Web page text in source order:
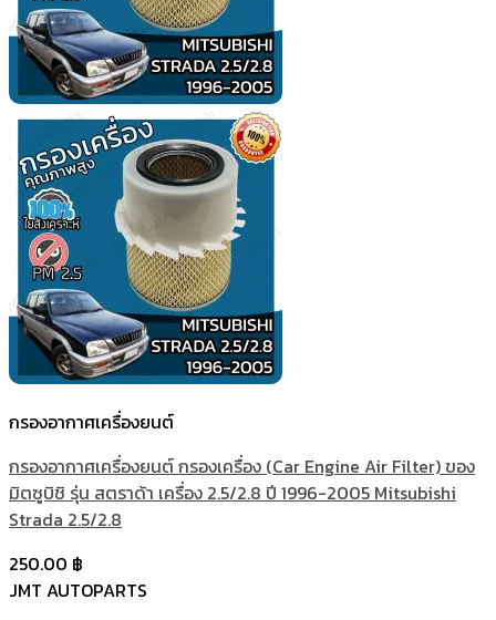
กรองอากาศเครื่องยนต์
กรองอากาศเครื่องยนต์ กรองเครื่อง (Car Engine Air Filter) ของ
มิตซูบิชิ รุ่น สตราด้า เครื่อง 2.5/2.8 ปี 1996-2005 Mitsubishi
Strada 2.5/2.8
250.00 ฿
JMT AUTOPARTS